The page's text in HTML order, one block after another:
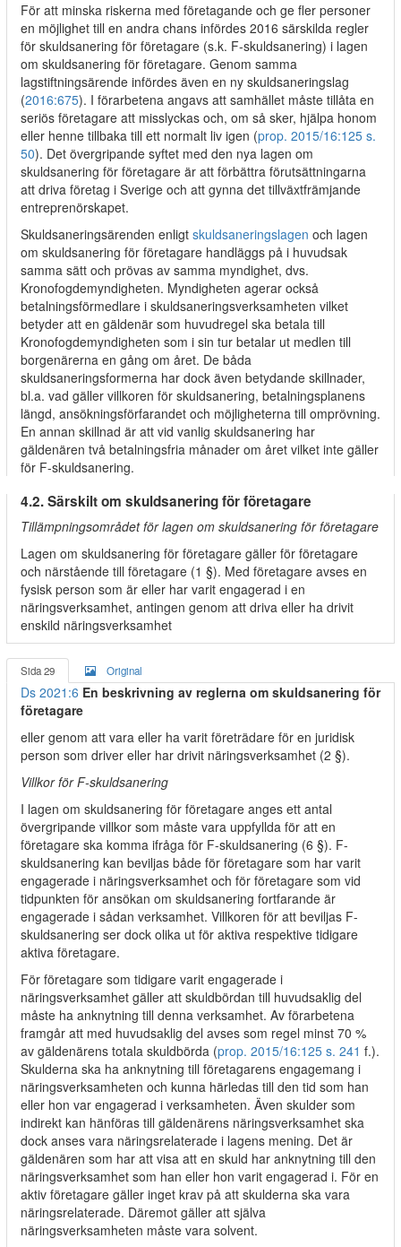
För att minska riskerna med företagande och ge fler personer
en möjlighet till en andra chans infördes 2016 särskilda regler
för skuldsanering för företagare (s.k. F-skuldsanering) i lagen
om skuldsanering för företagare. Genom samma
lagstiftningsärende infördes även en ny skuldsaneringslag
(2016:675). I förarbetena angavs att samhället måste tillåta en
seriös företagare att misslyckas och, om så sker, hjälpa honom
eller henne tillbaka till ett normalt liv igen (prop. 2015/16:125 s.
50). Det övergripande syftet med den nya lagen om
skuldsanering för företagare är att förbättra förutsättningarna
att driva företag i Sverige och att gynna det tillväxtfrämjande
entreprenörskapet.
Skuldsaneringsärenden enligt skuldsaneringslagen och lagen
om skuldsanering för företagare handläggs på i huvudsak
samma sätt och prövas av samma myndighet, dvs.
Kronofogdemyndigheten. Myndigheten agerar också
betalningsförmedlare i skuldsaneringsverksamheten vilket
betyder att en gäldenär som huvudregel ska betala till
Kronofogdemyndigheten som i sin tur betalar ut medlen till
borgenärerna en gång om året. De båda
skuldsaneringsformerna har dock även betydande skillnader,
bl.a. vad gäller villkoren för skuldsanering, betalningsplanens
längd, ansökningsförfarandet och möjligheterna till omprövning.
En annan skillnad är att vid vanlig skuldsanering har
gäldenären två betalningsfria månader om året vilket inte gäller
för F-skuldsanering.
4.2. Särskilt om skuldsanering för företagare
Tillämpningsområdet för lagen om skuldsanering för företagare
Lagen om skuldsanering för företagare gäller för företagare
och närstående till företagare (1 §). Med företagare avses en
fysisk person som är eller har varit engagerad i en
näringsverksamhet, antingen genom att driva eller ha drivit
enskild näringsverksamhet
Sida 29 Original
Ds 2021:6 En beskrivning av reglerna om skuldsanering för
företagare
eller genom att vara eller ha varit företrädare för en juridisk
person som driver eller har drivit näringsverksamhet (2 §).
Villkor för F-skuldsanering
I lagen om skuldsanering för företagare anges ett antal
övergripande villkor som måste vara uppfyllda för att en
företagare ska komma ifråga för F-skuldsanering (6 §). F-
skuldsanering kan beviljas både för företagare som har varit
engagerade i näringsverksamhet och för företagare som vid
tidpunkten för ansökan om skuldsanering fortfarande är
engagerade i sådan verksamhet. Villkoren för att beviljas F-
skuldsanering ser dock olika ut för aktiva respektive tidigare
aktiva företagare.
För företagare som tidigare varit engagerade i
näringsverksamhet gäller att skuldbördan till huvudsaklig del
måste ha anknytning till denna verksamhet. Av förarbetena
framgår att med huvudsaklig del avses som regel minst 70 %
av gäldenärens totala skuldbörda (prop. 2015/16:125 s. 241 f.).
Skulderna ska ha anknytning till företagarens engagemang i
näringsverksamheten och kunna härledas till den tid som han
eller hon var engagerad i verksamheten. Även skulder som
indirekt kan hänföras till gäldenärens näringsverksamhet ska
dock anses vara näringsrelaterade i lagens mening. Det är
gäldenären som har att visa att en skuld har anknytning till den
näringsverksamhet som han eller hon varit engagerad i. För en
aktiv företagare gäller inget krav på att skulderna ska vara
näringsrelaterade. Däremot gäller att själva
näringsverksamheten måste vara solvent.